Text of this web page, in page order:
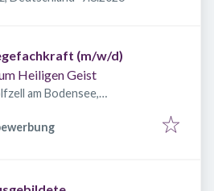
(m/w/d)
Heiligen Geist
am Bodensee,